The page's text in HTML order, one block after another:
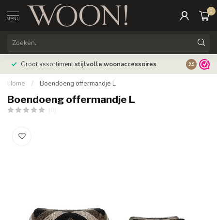
MENU
0
Groot assortimentstijlvolle woonaccessoires 9.9
Home / Boendoeng offermandje L
Boendoeng offermandje L
(0)